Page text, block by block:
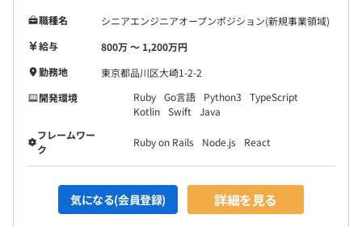
職種名
シニアエンジニアオープンポジション(新規事業領域)
給与
800万 〜 1,200万円
勤務地
東京都品川区大崎1-2-2
開発環境
Ruby Go言語 Python3
TypeScript
Kotlin Swift
Java
フレームワー
ク
Ruby on Rails Node.js React
気になる(会員登録) 詳細を見る